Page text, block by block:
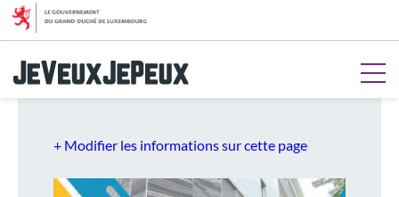
Aller au menu
Aller à la recherche
+ Modifier les informations sur cette page